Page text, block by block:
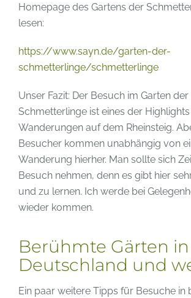
Homepage des Gartens der
lesen:
https://www.sayn.de/garten-der-
schmetterlinge/schmetterlinge
Unser Fazit: Der Besuch im Garten der
Schmetterlinge ist eines der
Wanderungen auf dem Rheinsteig.
Besucher kommen unabhängig von
Wanderung hierher. Man sollte sich
Besuch nehmen, denn es gibt hier
und zu lernen. Ich werde bei
wieder kommen.
Berühmte Gärten in
Deutschland und
Ein paar weitere Tipps für Besuche in